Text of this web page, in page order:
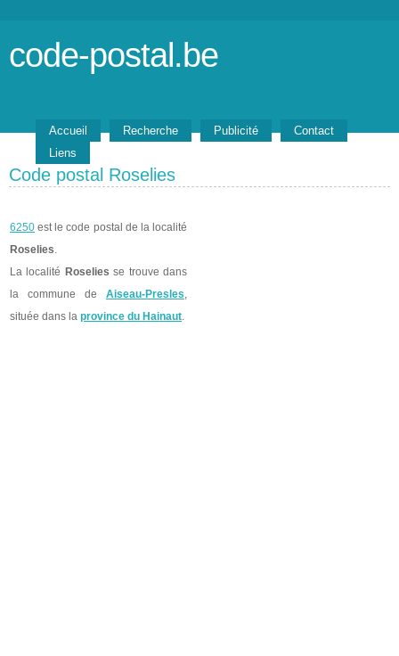
code-postal.be
Accueil Recherche Publicité
Contact
Liens
Code postal Roselies
6250 est le code postal de la localité
Roselies.
La localité Roselies se trouve dans
la commune de Aiseau-Presles,
située dans la province du Hainaut.